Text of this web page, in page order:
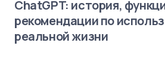
ChatGPT: история,
рекомендации по
реальной жизни